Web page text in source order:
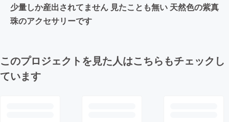
少量しか産出されてません 見たことも無い 天然色の紫真
珠のアクセサリーです
このプロジェクトを見た人はこちらもチェックし
ています